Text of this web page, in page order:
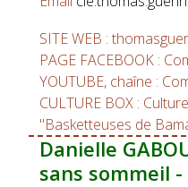
SITE WEB :
PAGE FACEBOOK :
YOUTUBE, chaîne :
CULTURE BOX :
"Basketteuses de
Danielle
sans sommeil -